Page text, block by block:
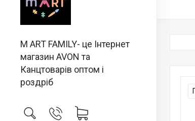
M ART FAMILY- це Інтернет
магазин AVON та
Канцтоварів оптом і
роздріб